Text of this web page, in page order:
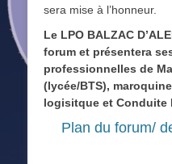
sera mise à l’honneur.
Le LPO BALZAC
forum et présentera
professionnelles de
(lycée/BTS),
logisitque et Conduite
Plan du forum/